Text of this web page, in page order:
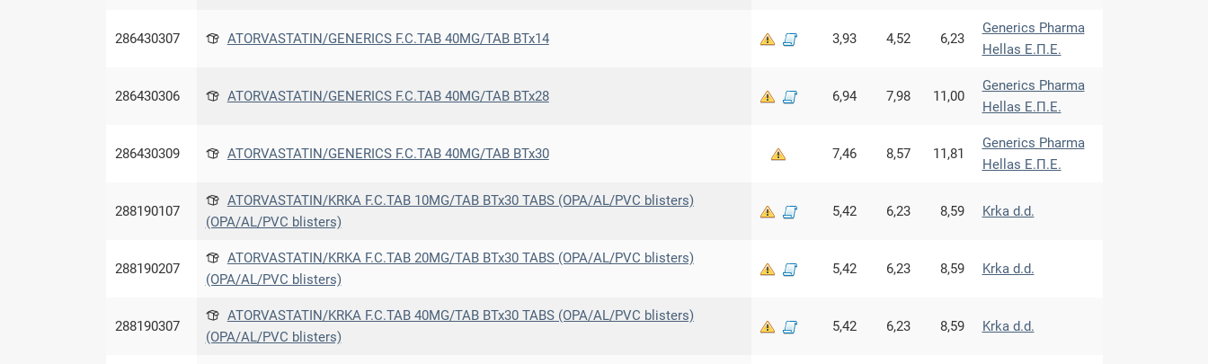
286430307 ATORVASTATIN/GENERICS F.C.TAB 40MG/TAB BTx14 3,93 4,52 6,23
Generics Pharma
Hellas Ε.Π.Ε.
286430306 ATORVASTATIN/GENERICS F.C.TAB 40MG/TAB BTx28 6,94 7,98 11,00
Generics Pharma
Hellas Ε.Π.Ε.
286430309 ATORVASTATIN/GENERICS F.C.TAB 40MG/TAB BTx30 7,46 8,57 11,81
Generics Pharma
Hellas Ε.Π.Ε.
288190107
ATORVASTATIN/KRKA F.C.TAB 10MG/TAB BTx30 TABS (OPA/AL/PVC blisters)
(OPA/AL/PVC blisters)
5,42 6,23 8,59 Krka d.d.
288190207
ATORVASTATIN/KRKA F.C.TAB 20MG/TAB BTx30 TABS (OPA/AL/PVC blisters)
(OPA/AL/PVC blisters)
5,42 6,23 8,59 Krka d.d.
288190307
ATORVASTATIN/KRKA F.C.TAB 40MG/TAB BTx30 TABS (OPA/AL/PVC blisters)
(OPA/AL/PVC blisters)
5,42 6,23 8,59 Krka d.d.